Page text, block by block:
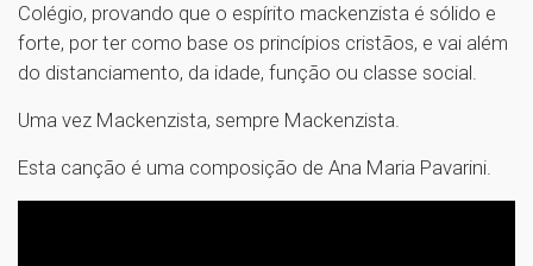
Colégio, provando que o espírito mackenzista é sólido e
forte, por ter como base os princípios cristãos, e vai além
do distanciamento, da idade, função ou classe social.
Uma vez Mackenzista, sempre Mackenzista.
Esta canção é uma composição de Ana Maria Pavarini.